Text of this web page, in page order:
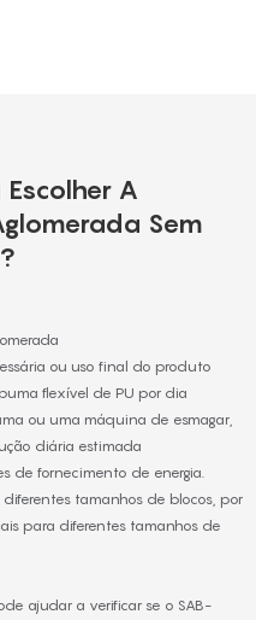
A
Sem
ou uso final do produto
flexível de PU por dia
ou uma máquina de esmagar,
diária estimada
de fornecimento de energia.
tamanhos de blocos, por
para diferentes tamanhos de
ajudar a verificar se o SAB-